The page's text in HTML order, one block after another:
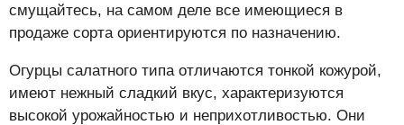
смущайтесь, на самом деле все имеющиеся в
продаже сорта ориентируются по назначению.
Огурцы салатного типа отличаются тонкой кожурой,
имеют нежный сладкий вкус, характеризуются
высокой урожайностью и неприхотливостью. Они